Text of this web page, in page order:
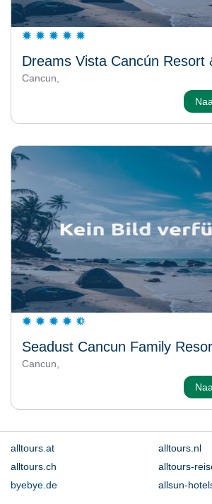
Dreams Vista Cancún Resort
Cancun,
Seadust Cancun Family
Cancun,
alltours.at
alltours.nl
alltours.ch
alltours-
byebye.de
allsun-